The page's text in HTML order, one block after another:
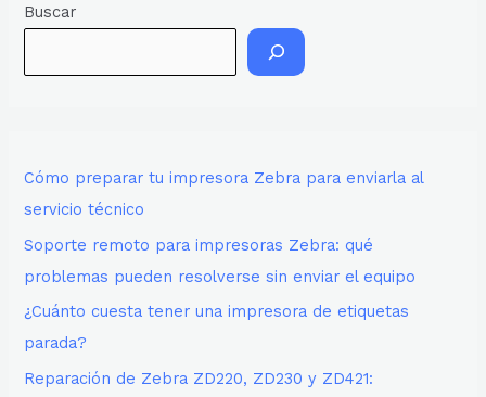
Buscar
Cómo preparar tu impresora Zebra para enviarla al
servicio técnico
Soporte remoto para impresoras Zebra: qué
problemas pueden resolverse sin enviar el equipo
¿Cuánto cuesta tener una impresora de etiquetas
parada?
Reparación de Zebra ZD220, ZD230 y ZD421: